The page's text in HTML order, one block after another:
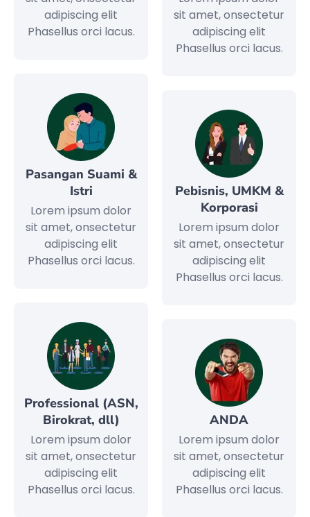
adipiscing elit
Phasellus orci lacus.
Pasangan Suami &
Istri
Lorem ipsum dolor
sit amet, onsectetur
adipiscing elit
Phasellus orci lacus.
Professional (ASN,
Birokrat, dll)
Lorem ipsum dolor
sit amet, onsectetur
adipiscing elit
Phasellus orci lacus.
sit amet, onsectetur
adipiscing elit
Phasellus orci lacus.
Pebisnis, UMKM &
Korporasi
Lorem ipsum dolor
sit amet, onsectetur
adipiscing elit
Phasellus orci lacus.
ANDA
Lorem ipsum dolor
sit amet, onsectetur
adipiscing elit
Phasellus orci lacus.